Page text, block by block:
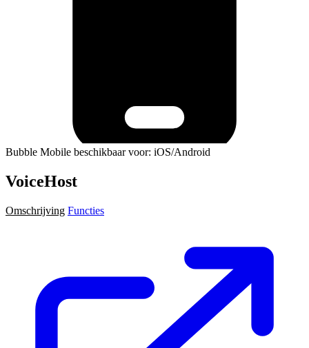
Bubble Mobile beschikbaar voor: iOS/Android
VoiceHost
Omschrijving Functies